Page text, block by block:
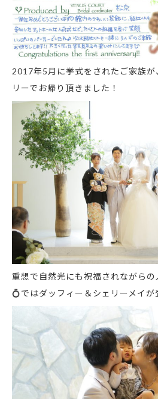
2017年5月に挙式をされたご家族が
リーでお帰り頂きました！
重想で自然光にも祝福されながらの
💍ではダッフィー＆シェリーメイが